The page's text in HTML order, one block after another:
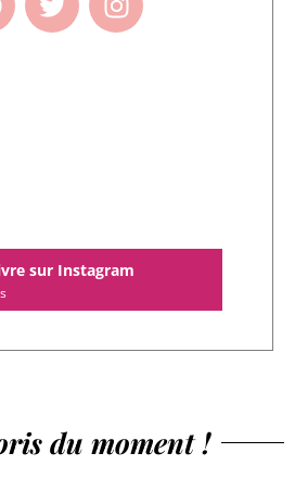
sur Instagram
du moment !